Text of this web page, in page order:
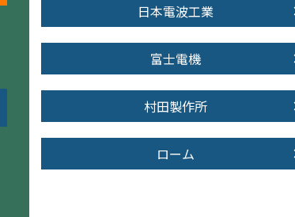
日本電波工業
富士電機
村田製作所
ローム